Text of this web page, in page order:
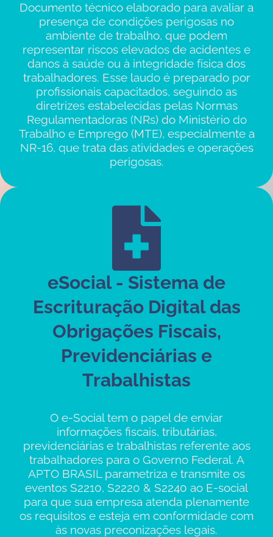
Documento técnico elaborado para avaliar a
presença de condições perigosas no
ambiente de trabalho, que podem
representar riscos elevados de acidentes e
danos à saúde ou à integridade física dos
trabalhadores. Esse laudo é preparado por
profissionais capacitados, seguindo as
diretrizes estabelecidas pelas Normas
Regulamentadoras (NRs) do Ministério do
Trabalho e Emprego (MTE), especialmente a
NR-16, que trata das atividades e operações
perigosas.
eSocial - Sistema de
Escrituração Digital das
Obrigações Fiscais,
Previdenciárias e
Trabalhistas
O e-Social tem o papel de enviar
informações fiscais, tributárias,
previdenciárias e trabalhistas referente aos
trabalhadores para o Governo Federal. A
APTO BRASIL parametriza e transmite os
eventos S2210, S2220 & S2240 ao E-social
para que sua empresa atenda plenamente
os requisitos e esteja em conformidade com
às novas preconizações legais.